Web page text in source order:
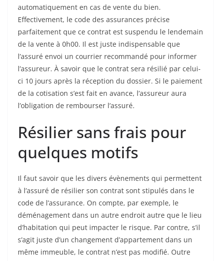
automatiquement en cas de vente du bien.
Effectivement, le code des assurances précise
parfaitement que ce contrat est suspendu le lendemain
de la vente à 0h00. Il est juste indispensable que
l’assuré envoi un courrier recommandé pour informer
l’assureur. À savoir que le contrat sera résilié par celui-
ci 10 jours après la réception du dossier. Si le paiement
de la cotisation s’est fait en avance, l’assureur aura
l’obligation de rembourser l’assuré.
Résilier sans frais pour
quelques motifs
Il faut savoir que les divers évènements qui permettent
à l’assuré de résilier son contrat sont stipulés dans le
code de l’assurance. On compte, par exemple, le
déménagement dans un autre endroit autre que le lieu
d’habitation qui peut impacter le risque. Par contre, s’il
s’agit juste d’un changement d’appartement dans un
même immeuble, le contrat n’est pas modifié. Outre